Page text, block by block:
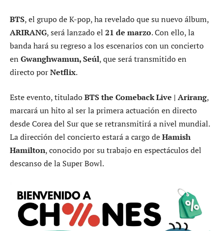
BTS, el grupo de K-pop, ha revelado que su nuevo álbum,
ARIRANG, será lanzado el 21 de marzo. Con ello, la
banda hará su regreso a los escenarios con un concierto
en Gwanghwamun, Seúl, que será transmitido en
directo porNetflix.
Este evento, tituladoBTS the Comeback Live | Arirang,
marcará un hito al ser la primera actuación en directo
desde Corea del Sur que se retransmitirá a nivel mundial.
La dirección del concierto estará a cargo deHamish
Hamilton, conocido por su trabajo en espectáculos del
descanso de la Super Bowl.